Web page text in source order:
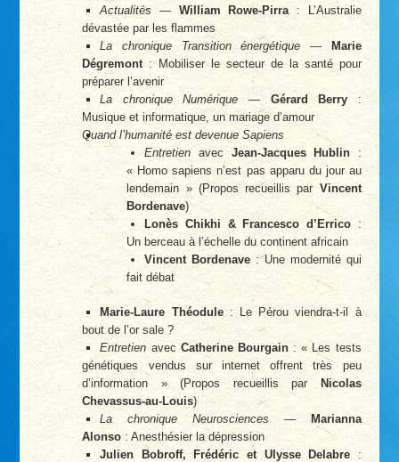
Actualités — William Rowe-Pirra : L’Australie
dévastée par les flammes
La chronique Transition énergétique — Marie
Dégremont: Mobiliser le secteur de la santé pour
préparer l’avenir
La chronique Numérique— Gérard Berry :
Musique et informatique, un mariage d’amour
Quand l’humanité est devenue Sapiens
Entretien avecJean-Jacques Hublin :
« Homo sapiens n’est pas apparu du jour au
lendemain » (Propos recueillis parVincent
Bordenave)
Lonès Chikhi & Francesco d’Errico:
Un berceau à l’échelle du continent africain
Vincent Bordenave: Une modernité qui
fait débat
Marie-Laure Théodule: Le Pérou viendra-t-il à
bout de l’or sale ?
EntretienavecCatherine Bourgain: « Les tests
génétiques vendus sur internet offrent très peu
d’information » (Propos recueillis par
Nicolas
Chevassus-au-Louis)
La chronique Neurosciences—Marianna
Alonso : Anesthésier la dépression
Julien Bobroff, Frédéric et Ulysse Delabre: